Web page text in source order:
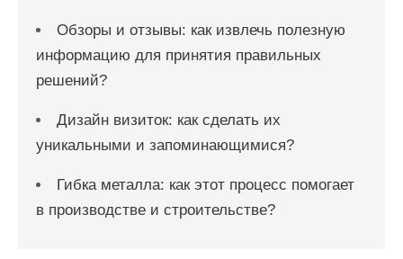
Обзоры и отзывы: как извлечь полезную
информацию для принятия правильных
решений?
Дизайн визиток: как сделать их
уникальными и запоминающимися?
Гибка металла: как этот процесс помогает
в производстве и строительстве?